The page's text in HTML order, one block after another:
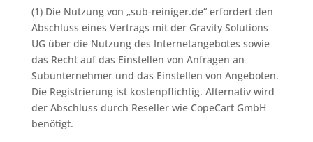
(1) Die Nutzung von „sub-reiniger.de“ erfordert den
Abschluss eines Vertrags mit der Gravity Solutions
UG über die Nutzung des Internetangebotes sowie
das Recht auf das Einstellen von Anfragen an
Subunternehmer und das Einstellen von Angeboten.
Die Registrierung ist kostenpflichtig. Alternativ wird
der Abschluss durch Reseller wie CopeCart GmbH
benötigt.